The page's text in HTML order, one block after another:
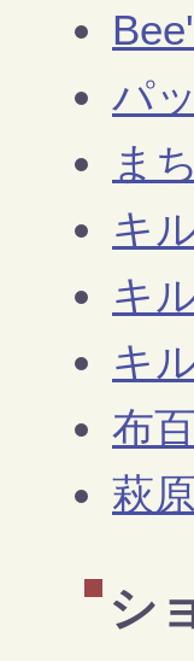
パ
ま
キ
キ
キ
布
萩
シ